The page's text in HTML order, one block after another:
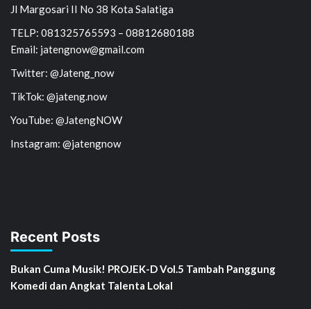
Jl Margosari II No 38 Kota Salatiga
TELP: 081325765593 – 08812680188
Email: jatengnow@gmail.com
Twitter: @Jateng_now
TikTok: @jateng.now
YouTube: @JatengNOW
Instagram: @jatengnow
Recent Posts
Bukan Cuma Musik! PROJEK-D Vol.5 Tambah Panggung
Komedi dan Angkat Talenta Lokal